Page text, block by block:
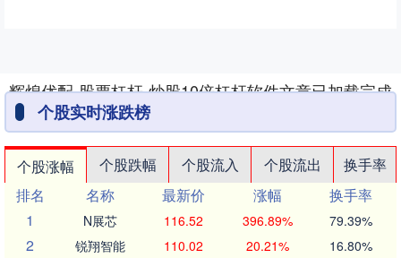
辉煌优配-股票杠杆-炒股10倍杠杆软件文章已加载完成
个股实时涨跌榜
个股涨幅 个股跌幅 个股流入 个股流出
换手率
排名
名称 最新价 涨幅
换手率
1
N展芯 116.52 396.89% 79.39%
2 锐翔智能 110.02 20.21% 16.80%